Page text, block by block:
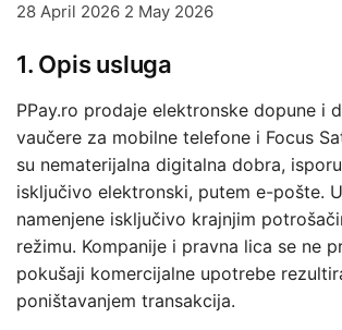
28 April 2026 2 May 2026
1. Opis usluga
PPay.ro prodaje elektronske dopune i
vaučere za mobilne telefone i Focus
su nematerijalna digitalna dobra,
isključivo elektronski, putem e-pošte.
namenjene isključivo krajnjim
režimu. Kompanije i pravna lica se ne
pokušaji komercijalne upotrebe
poništavanjem transakcija.